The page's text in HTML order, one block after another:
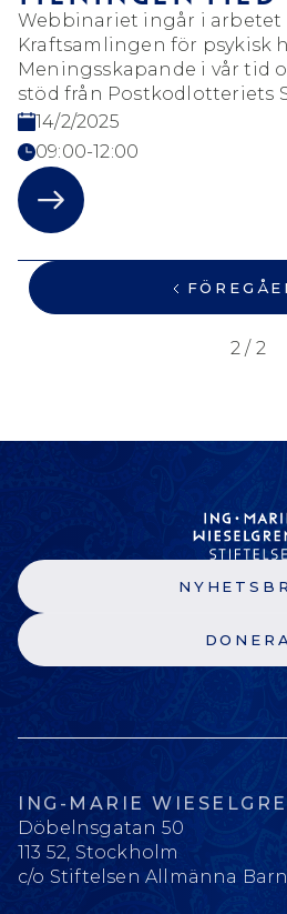
Webbinariet ingår i arbetet
Kraftsamlingen för psykisk
Meningsskapande i vår tid
stöd från Postkodlotteriets
14/2/2025
09:00-12:00
2 / 2
DONERA
ING-MARIE
Döbelnsgatan 50
113 52, Stockholm
c/o Stiftelsen Allmänna